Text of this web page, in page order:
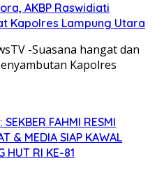
AKBP Raswidiati
Kapolres Lampung Utara
-Suasana hangat dan
Kapolres
FAHMI RESMI
& MEDIA SIAP KAWAL
HUT RI KE-81